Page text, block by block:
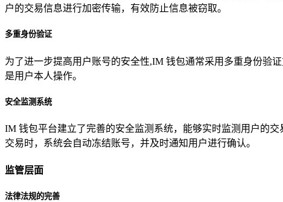
户的交易信息进行加密传输，有效防止信息被窃取。
多重身份验证
为了进一步提高用户账号的安全性,IM 钱包通常采用多重身份验
是用户本人操作。
安全监测系统
IM 钱包平台建立了完善的安全监测系统，能够实时监测用户的
交易时，系统会自动冻结账号，并及时通知用户进行确认。
监管层面
法律法规的完善